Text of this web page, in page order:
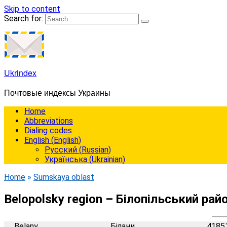
Skip to content
Search for:
Ukrindex
Почтовые индексы Украины
Home
Abbreviations
Dialing codes
English (English)
Русский (Russian)
Українська (Ukrainian)
Home » Sumskaya oblast
Belopolsky region – Білопільський